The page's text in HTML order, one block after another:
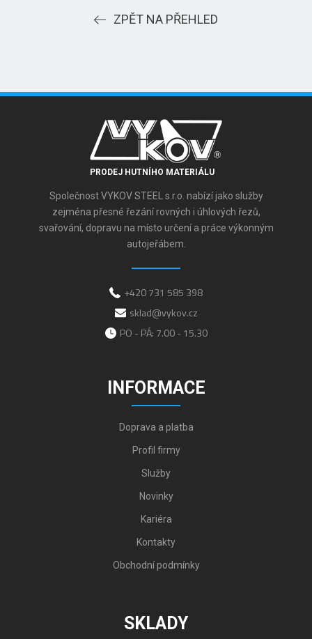
ZPĚT NA PŘEHLED
PRODEJ HUTNÍHO MATERIÁLU
Společnost VYKOV STEEL s.r.o. nabízí jako služby
zejména přesné řezání rovných i úhlových řezů,
svařování, dopravu na místo určení a práce výkonným
autojeřábem.
+420 731 585 398
sklad@vykov.cz
PO - PÁ: 7.00 - 15.30
INFORMACE
Doprava a platba
Profil firmy
Služby
Novinky
Kariéra
Kontakty
Obchodní podmínky
SKLADY